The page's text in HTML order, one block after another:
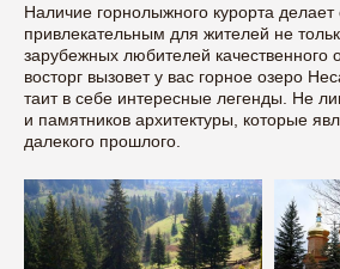
Наличие горнолыжного курорта делает
привлекательным для жителей не
зарубежных любителей качественного
восторг вызовет у вас горное озеро
таит в себе интересные легенды. Не
и памятников архитектуры, которые
далекого прошлого.